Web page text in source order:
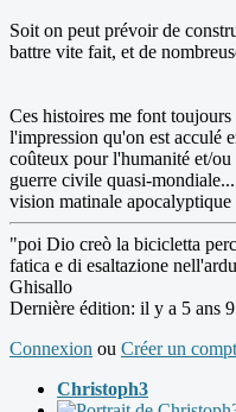
Soit on peut prévoir de
battre vite fait, et de
Ces histoires me font
l'impression qu'on est acculé
coûteux pour l'humanité et/
guerre civile quasi-mondiale...
vision matinale apocalyptique
"poi Dio creò la bicicletta
fatica e di esaltazione
Ghisallo
Dernière édition: il y a 5 ans
Connexion ou Créer un
Christoph3